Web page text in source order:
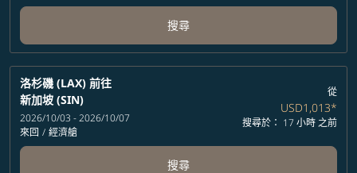
搜尋
洛杉磯 (LAX) 前往
新加坡 (SIN)
2026/10/03 - 2026/10/07
來回 / 經濟艙
從
USD1,013*
搜尋於： 17 小時 之前
搜尋